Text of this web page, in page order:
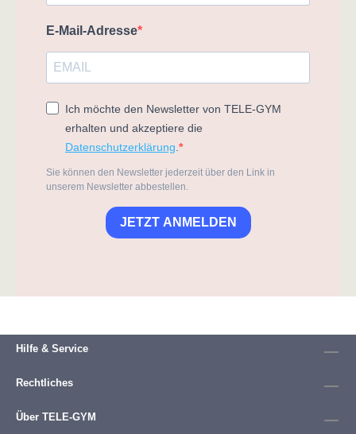
E-Mail-Adresse
Ich möchte den Newsletter von TELE-GYM
erhalten und akzeptiere die
Datenschutzerklärung
Sie können den Newsletter jederzeit über den Link in
unserem Newsletter abbestellen.
JETZT ANMELDEN
Hilfe & Service
Rechtliches
Über TELE-GYM